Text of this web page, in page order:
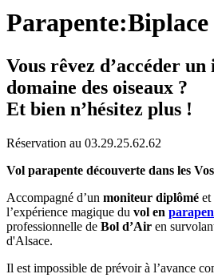
Vous rêvez d’accéder un
domaine des oiseaux ?
Et bien n’hésitez plus !
Réservation au 03.29.25.62.62
Vol parapente découverte dans les
Accompagné d’un moniteur diplômé et
l’expérience magique du vol en
professionnelle de Bol d’Air en
d'Alsace.
Il est impossible de prévoir à l’avance